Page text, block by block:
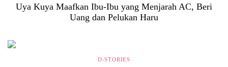
Uya Kuya Maafkan Ibu-Ibu yang Menjarah AC, Beri
Uang dan Pelukan Haru
D-STORIES